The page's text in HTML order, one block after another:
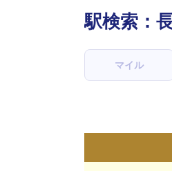
駅検索：
マイル